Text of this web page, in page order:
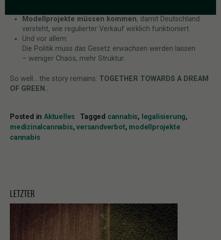
Modellprojekte müssen kommen, damit Deutschland
versteht, wie regulierter Verkauf wirklich funktioniert.
Und vor allem:
Die Politik muss das Gesetz erwachsen werden lassen
– weniger Chaos, mehr Struktur.
So well… the story remains: TOGETHER TOWARDS A DREAM
OF GREEN..
Posted in Aktuelles Tagged cannabis, legalisierung,
medizinalcannabis,versandverbot, modellprojekte
cannabis
LETZTER